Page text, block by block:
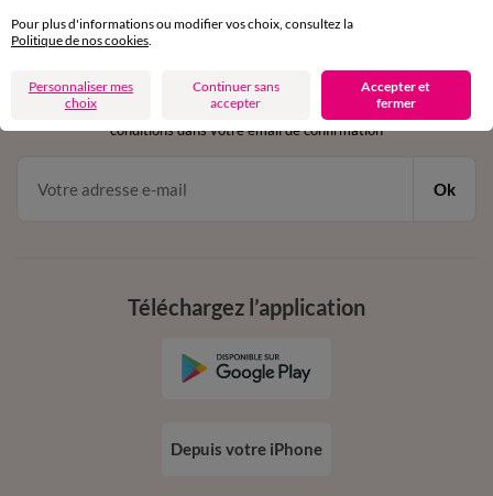
en vous inscrivant à la newsletter
dès 20€ d’achat
conditions dans votre email de confirmation
Ok
Téléchargez l’application
Depuis votre iPhone
Pour plus d'informations ou modifier vos choix, consultez la
Politique de nos cookies
Personnaliser mes
choix
Continuer sans
accepter
Accepter et
fermer